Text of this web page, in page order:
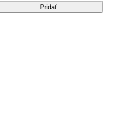
Pridať